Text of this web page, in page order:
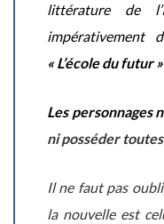
littérature de
impérativement
« L’école du futur »
Les personnages
ni posséder
Il ne faut pas
la nouvelle est